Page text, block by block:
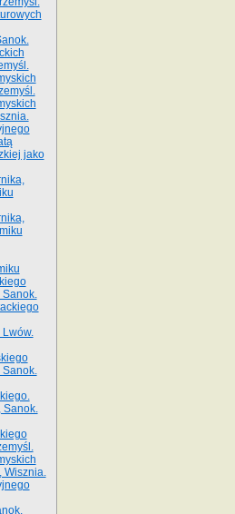
jako
Sanok.
Sanok.
Sanok.
Wisznia.